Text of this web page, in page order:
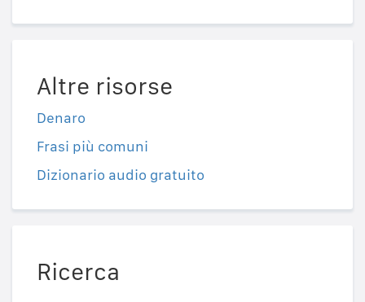
Altre risorse
Denaro
Frasi più comuni
Dizionario audio gratuito
Ricerca